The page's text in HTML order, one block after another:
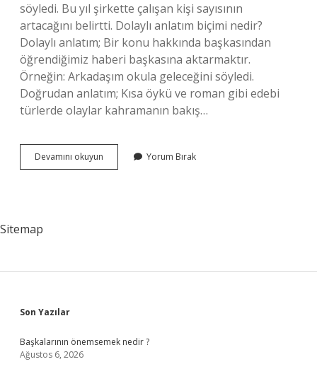
söyledi. Bu yıl şirkette çalışan kişi sayısının
artacağını belirtti. Dolaylı anlatım biçimi nedir?
Dolaylı anlatım; Bir konu hakkında başkasından
öğrendiğimiz haberi başkasına aktarmaktır.
Örneğin: Arkadaşım okula geleceğini söyledi.
Doğrudan anlatım; Kısa öykü ve roman gibi edebi
türlerde olaylar kahramanın bakış…
Devamını okuyun Doğrudan
Anlatım
Yorum Bırak
Sitemap
Sidebar
Son Yazılar
Başkalarının önemsemek nedir ?
Ağustos 6, 2026